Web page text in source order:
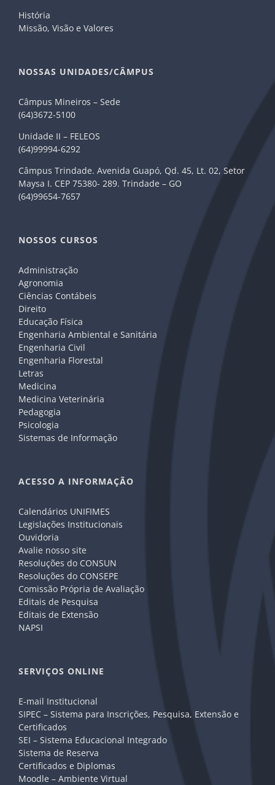
História
Missão, Visão e Valores
NOSSAS UNIDADES/CÂMPUS
Câmpus Mineiros – Sede
(64)3672-5100
Unidade II – FELEOS
(64)99994-6292
Câmpus Trindade. Avenida Guapó, Qd. 45, Lt. 02, Setor
Maysa I. CEP 75380- 289. Trindade – GO
(64)99654-7657
NOSSOS CURSOS
Administração
Agronomia
Ciências Contábeis
Direito
Educação Física
Engenharia Ambiental e Sanitária
Engenharia Civil
Engenharia Florestal
Letras
Medicina
Medicina Veterinária
Pedagogia
Psicologia
Sistemas de Informação
ACESSO A INFORMAÇÃO
Calendários UNIFIMES
Legislações Institucionais
Ouvidoria
Avalie nosso site
Resoluções do CONSUN
Resoluções do CONSEPE
Comissão Própria de Avaliação
Editais de Pesquisa
Editais de Extensão
NAPSI
SERVIÇOS ONLINE
E-mail Institucional
SIPEC – Sistema para Inscrições, Pesquisa, Extensão e
Certificados
SEI – Sistema Educacional Integrado
Sistema de Reserva
Certificados e Diplomas
Moodle – Ambiente Virtual